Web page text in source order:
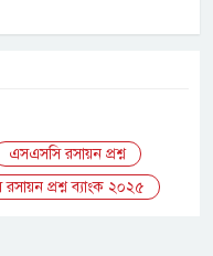
এসএসসি রসায়ন প্রশ্ন
প্রশ্ন ব্যাংক ২০২৫